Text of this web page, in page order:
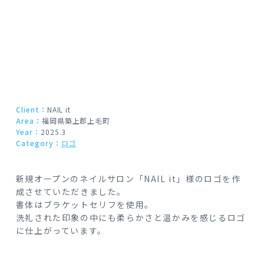
Client： NAIL it
Area： 福岡県築上郡上毛町
Year： 2025.3
Category： ロゴ
新規オープンのネイルサロン「NAIL it」様のロゴを作
成させていただきました。
書体はブラケットセリフを使用。
洗礼された印象の中にも柔らかさと温かみを感じるロゴ
に仕上がっています。